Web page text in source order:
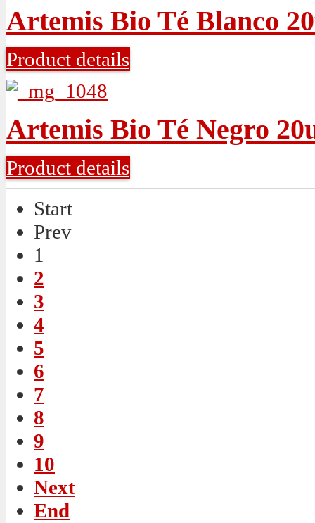
Artemis Bio Té Blanco
Product details
Artemis Bio Té Negro
Product details
Start
Prev
1
2
3
4
5
6
7
8
9
10
Next
End